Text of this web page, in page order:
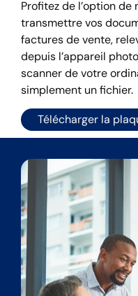
Profitez de l’option
transmettre vos
factures de vente,
depuis l’appareil
scanner de votre
simplement un fichier.
Télécharger la